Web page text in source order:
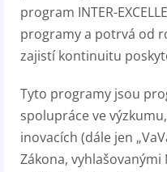
program INTER-
programy a potrvá od
zajistí kontinuitu
Tyto programy jsou
spolupráce ve
inovacích (dále jen
Zákona,